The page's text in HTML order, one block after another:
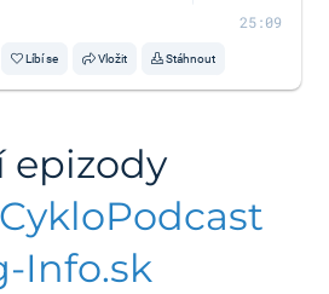
25:09
Líbí se Vložit Stáhnout
epizody
CykloPodcast
Info.sk